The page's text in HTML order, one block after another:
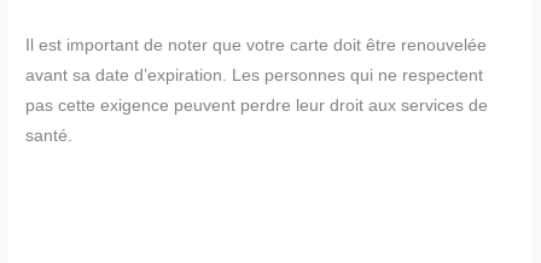
Il est important de noter que votre carte doit être renouvelée
avant sa date d’expiration. Les personnes qui ne respectent
pas cette exigence peuvent perdre leur droit aux services de
santé.